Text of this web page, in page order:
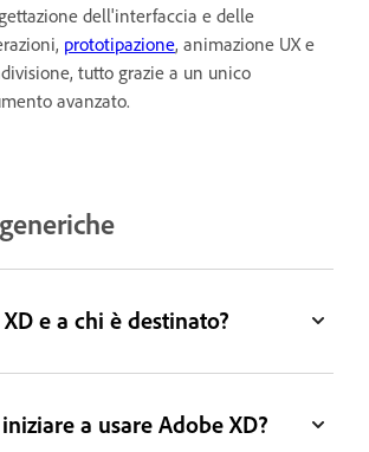
dell'interfaccia e delle
prototipazione, animazione UX e
tutto grazie a un unico
avanzato.
XD e a chi è destinato?
a usare Adobe XD?